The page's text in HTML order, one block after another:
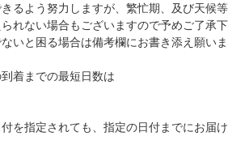
るよう努力しますが、繁忙期、及び天候等
れない場合もございますので予めご了承下
いと困る場合は備考欄にお書き添え願いま
着までの最短日数は
を指定されても、指定の日付までにお届け